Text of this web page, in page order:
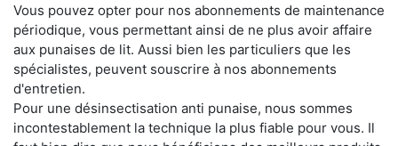
Vous pouvez opter pour nos abonnements de maintenance
périodique, vous permettant ainsi de ne plus avoir affaire
aux punaises de lit. Aussi bien les particuliers que les
spécialistes, peuvent souscrire à nos abonnements
d'entretien.
Pour une désinsectisation anti punaise, nous sommes
incontestablement la technique la plus fiable pour vous. Il